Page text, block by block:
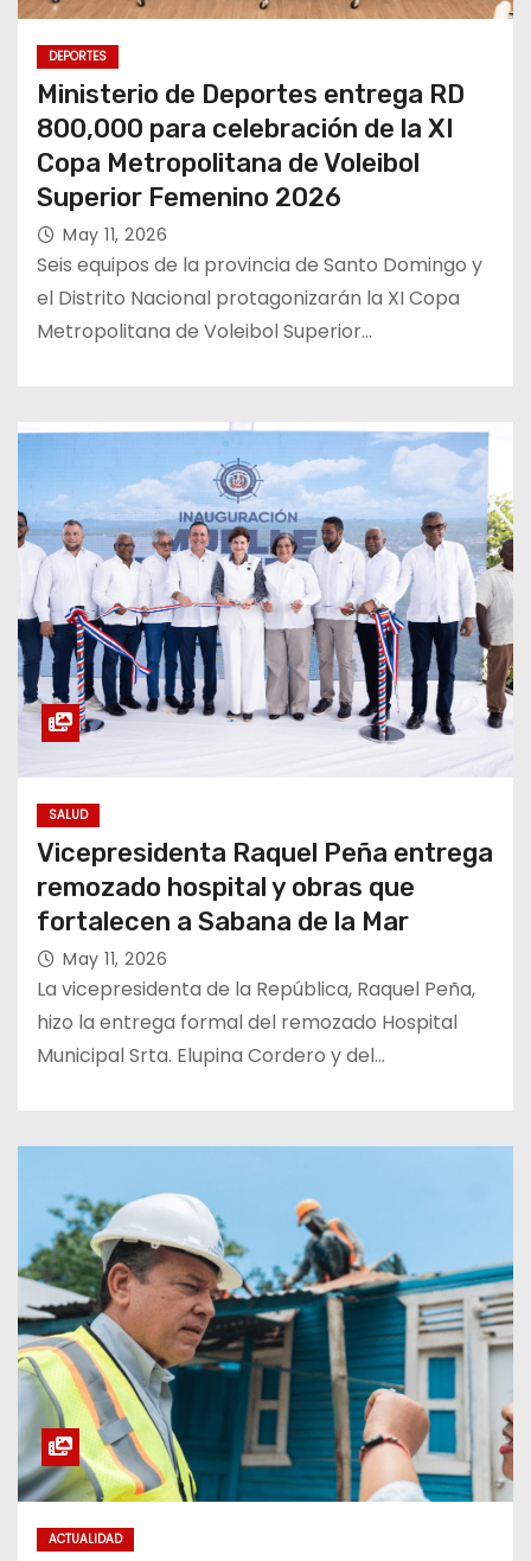
DEPORTES
Ministerio de Deportes entrega RD
800,000 para celebración de la XI
Copa Metropolitana de Voleibol
Superior Femenino 2026
May 11, 2026
Seis equipos de la provincia de Santo Domingo y
el Distrito Nacional protagonizarán la XI Copa
Metropolitana de Voleibol Superior…
SALUD
Vicepresidenta Raquel Peña entrega
remozado hospital y obras que
fortalecen a Sabana de la Mar
May 11, 2026
La vicepresidenta de la República, Raquel Peña,
hizo la entrega formal del remozado Hospital
Municipal Srta. Elupina Cordero y del…
ACTUALIDAD